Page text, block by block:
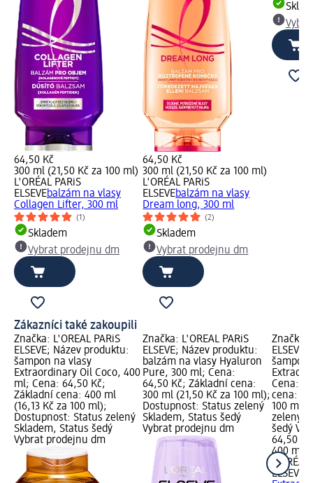
64,50 Kč
300 ml (21,50 Kč za 100 ml)
L'ORÉAL PARiS
ELSEVEbalzám na vlasy
Collagen Lifter, 300 ml
(1)
Skladem
Vybrat prodejnu dm
64,50 Kč
300 ml (21,50 Kč za 100 ml)
L'ORÉAL PARiS
ELSEVEbalzám na vlasy
Dream long, 300 ml
(2)
Skladem
Vybrat prodejnu dm
Zákazníci také zakoupili
Značka: L'ORÉAL PARiS
ELSEVE; Název produktu:
šampon na vlasy
Extraordinary Oil Coco, 400
ml; Cena: 64,50 Kč;
Základní cena: 400 ml
(16,13 Kč za 100 ml);
Dostupnost: Status zelený
Skladem, Status šedý
Vybrat prodejnu dm
Značka: L'ORÉAL PARiS
ELSEVE; Název produktu:
balzám na vlasy Hyaluron
Pure, 300 ml; Cena:
64,50 Kč; Základní cena:
300 ml (21,50 Kč za 100 ml);
Dostupnost: Status zelený
Skladem, Status šedý
Vybrat prodejnu dm
Značka:
šampon
Cena:
cena:
100 ml);
zelený
šedý
64,50 Kč
400 ml
ELSEVE